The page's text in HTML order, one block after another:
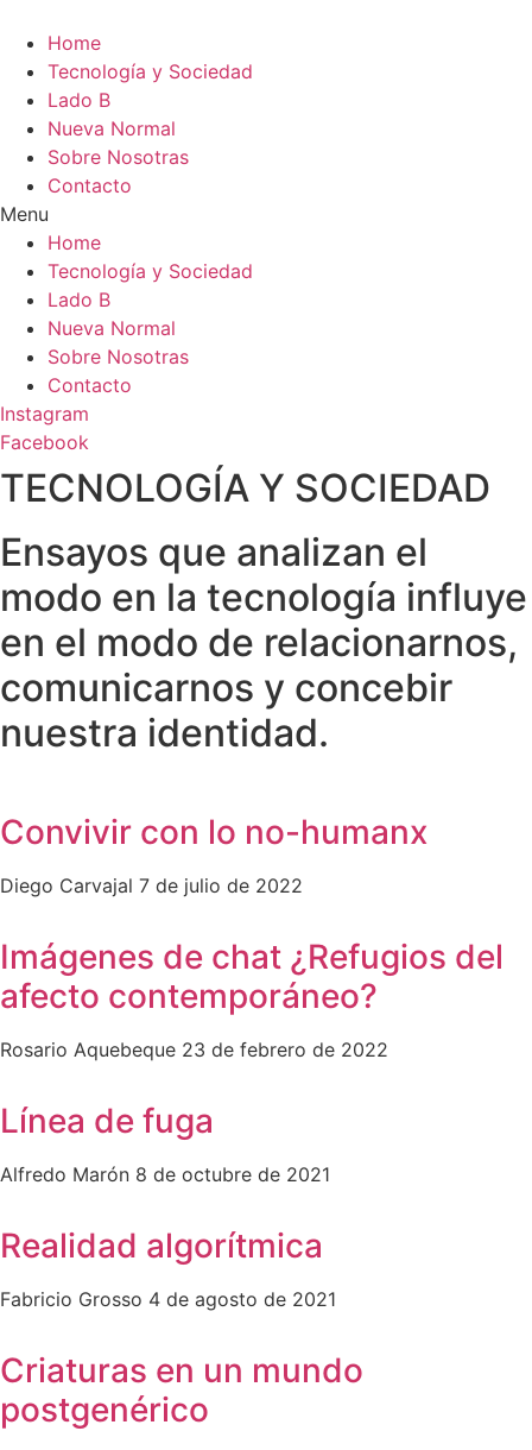
Home
Tecnología y Sociedad
Lado B
Nueva Normal
Sobre Nosotras
Contacto
Menu
Home
Tecnología y Sociedad
Lado B
Nueva Normal
Sobre Nosotras
Contacto
Instagram
Facebook
TECNOLOGÍA Y SOCIEDAD
Ensayos que analizan el
modo en la tecnología influye
en el modo de relacionarnos,
comunicarnos y concebir
nuestra identidad.
Convivir con lo no-humanx
Diego Carvajal 7 de julio de 2022
Imágenes de chat ¿Refugios del
afecto contemporáneo?
Rosario Aquebeque 23 de febrero de 2022
Línea de fuga
Alfredo Marón 8 de octubre de 2021
Realidad algorítmica
Fabricio Grosso 4 de agosto de 2021
Criaturas en un mundo
postgenérico